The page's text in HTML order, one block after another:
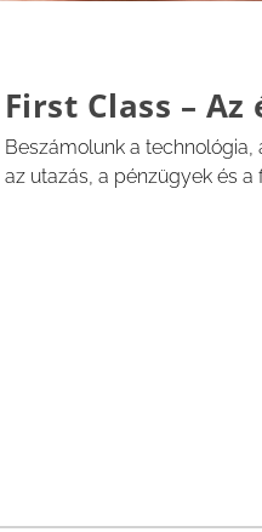
First Class – Az
Beszámolunk a technológia,
az utazás, a pénzügyek és